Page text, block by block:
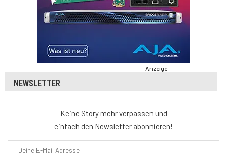
Anzeige
NEWSLETTER
Keine Story mehr verpassen und
einfach den Newsletter abonnieren!